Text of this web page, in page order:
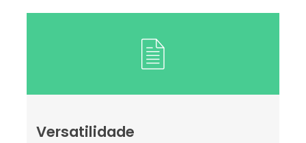
Versatilidade